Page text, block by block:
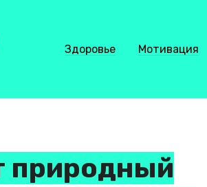
Здоровье Мотивация
природный